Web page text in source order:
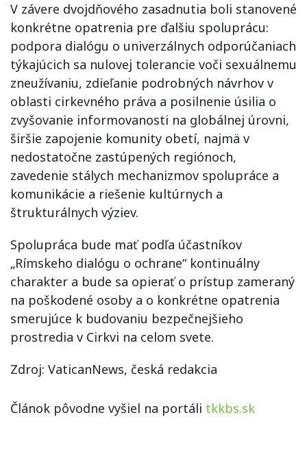
V závere dvojdňového zasadnutia boli stanovené
konkrétne opatrenia pre ďalšiu spoluprácu:
podpora dialógu o univerzálnych odporúčaniach
týkajúcich sa nulovej tolerancie voči sexuálnemu
zneužívaniu, zdieľanie podrobných návrhov v
oblasti cirkevného práva a posilnenie úsilia o
zvyšovanie informovanosti na globálnej úrovni,
širšie zapojenie komunity obetí, najmä v
nedostatočne zastúpených regiónoch,
zavedenie stálych mechanizmov spolupráce a
komunikácie a riešenie kultúrnych a
štrukturálnych výziev.
Spolupráca bude mať podľa účastníkov
„Rímskeho dialógu o ochrane“ kontinuálny
charakter a bude sa opierať o prístup zameraný
na poškodené osoby a o konkrétne opatrenia
smerujúce k budovaniu bezpečnejšieho
prostredia v Cirkvi na celom svete.
Zdroj: VaticanNews, česká redakcia
Článok pôvodne vyšiel na portáli tkkbs.sk